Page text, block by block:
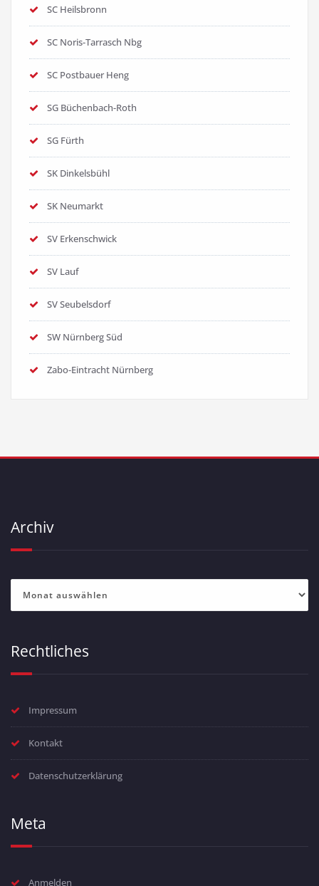
SC Heilsbronn
SC Noris-Tarrasch Nbg
SC Postbauer Heng
SG Büchenbach-Roth
SG Fürth
SK Dinkelsbühl
SK Neumarkt
SV Erkenschwick
SV Lauf
SV Seubelsdorf
SW Nürnberg Süd
Zabo-Eintracht Nürnberg
Archiv
Rechtliches
Impressum
Kontakt
Datenschutzerklärung
Meta
Anmelden